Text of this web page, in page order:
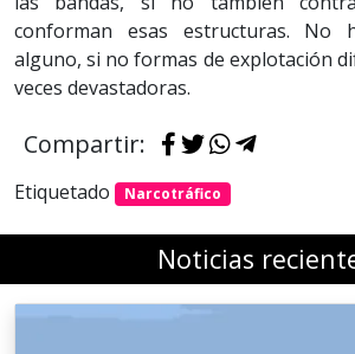
conforman esas estructuras. No
alguno, si no formas de explotación
veces devastadoras.
Compartir:
Etiquetado Narcotráfico
Noticias